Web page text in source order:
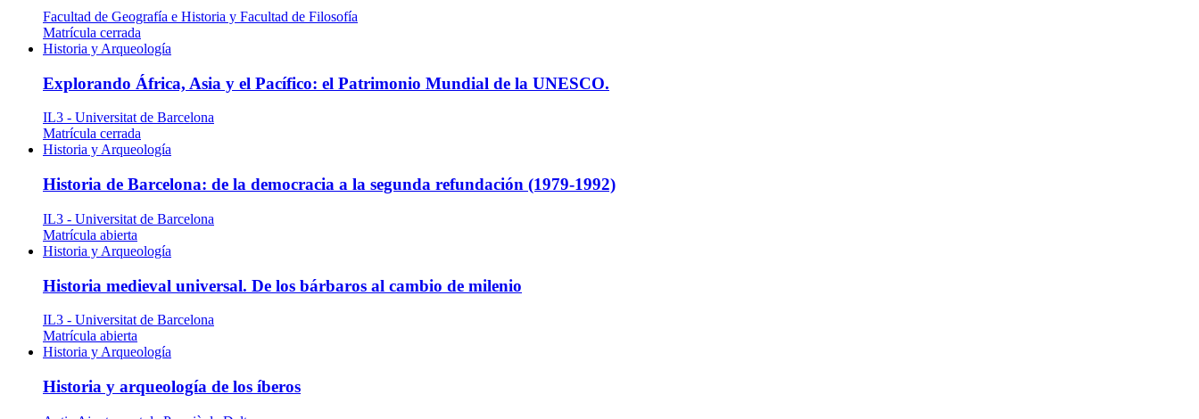
Facultad de Geografía e Historia y Facultad de Filosofía
Matrícula cerrada
Historia y Arqueología
Explorando África, Asia y el Pacífico: el Patrimonio Mundial de la UNESCO.
IL3 - Universitat de Barcelona
Matrícula cerrada
Historia y Arqueología
Historia de Barcelona: de la democracia a la segunda refundación (1979-1992)
IL3 - Universitat de Barcelona
Matrícula abierta
Historia y Arqueología
Historia medieval universal. De los bárbaros al cambio de milenio
IL3 - Universitat de Barcelona
Matrícula abierta
Historia y Arqueología
Historia y arqueología de los íberos